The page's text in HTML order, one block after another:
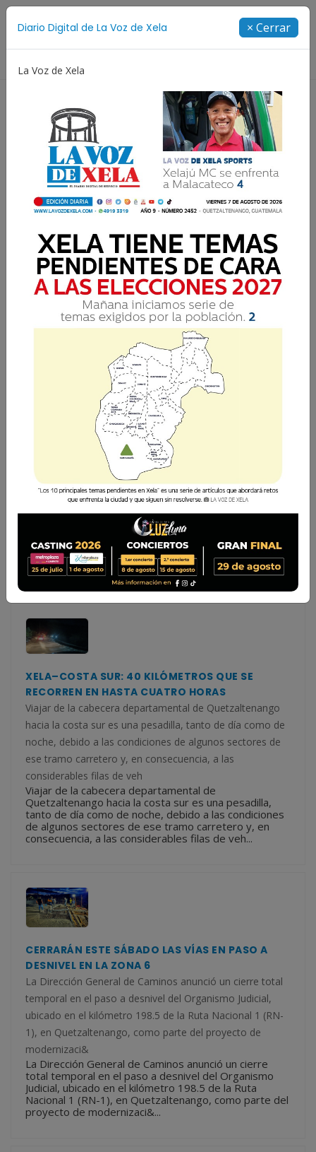
Diario Digital de La Voz de Xela × Cerrar
La Voz de Xela
Resultados para: Ministerio de
Comunicaciones
CIV PROMETE HABILITACIÓN INMEDIATA DE LA
RUTA CITO-180
El Ministerio de Comunicaciones, Infraestructura y
Vivienda (CIV) informa que este martes 31 de marzo se
espera rehabilitar por completo el paso vehicular en la
ruta Cito-180, la cual sufrió daños considerables en su
paso alterno debido
El Ministerio de Comunicaciones, Infraestructura y
Vivienda (CIV) informa que este martes 31 de marzo
se espera rehabilitar por completo el paso vehicular
en la ruta Cito-180, la cual sufrió daños considerables
en su paso alterno debido...
XELA–COSTA SUR: 40 KILÓMETROS QUE SE
RECORREN EN HASTA CUATRO HORAS
Viajar de la cabecera departamental de Quetzaltenango
hacia la costa sur es una pesadilla, tanto de día como de
noche, debido a las condiciones de algunos sectores de
ese tramo carretero y, en consecuencia, a las
considerables filas de veh
Viajar de la cabecera departamental de
Quetzaltenango hacia la costa sur es una pesadilla,
tanto de día como de noche, debido a las condiciones
de algunos sectores de ese tramo carretero y, en
consecuencia, a las considerables filas de veh...
CERRARÁN ESTE SÁBADO LAS VÍAS EN PASO A
DESNIVEL EN LA ZONA 6
La Dirección General de Caminos anunció un cierre total
temporal en el paso a desnivel del Organismo Judicial,
ubicado en el kilómetro 198.5 de la Ruta Nacional 1 (RN-
1), en Quetzaltenango, como parte del proyecto de
modernizaci&
La Dirección General de Caminos anunció un cierre
total temporal en el paso a desnivel del Organismo
Judicial, ubicado en el kilómetro 198.5 de la Ruta
Nacional 1 (RN-1), en Quetzaltenango, como parte del
proyecto de modernizaci&...